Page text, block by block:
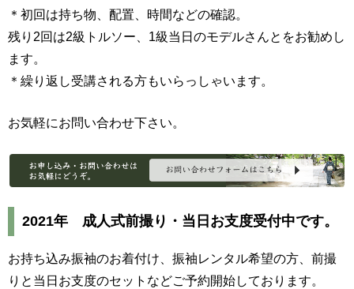
＊初回は持ち物、配置、時間などの確認。
残り2回は2級トルソー、1級当日のモデルさんとをお勧めし
ます。
＊繰り返し受講される方もいらっしゃいます。
お気軽にお問い合わせ下さい。
2021年 成人式前撮り・当日お支度受付中です。
お持ち込み振袖のお着付け、振袖レンタル希望の方、前撮
りと当日お支度のセットなどご予約開始しております。